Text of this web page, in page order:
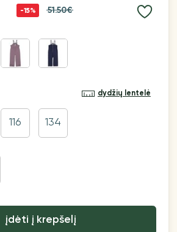
-15% 51.50€
dydžių lentelė
116 134
įdėti į krepšelį